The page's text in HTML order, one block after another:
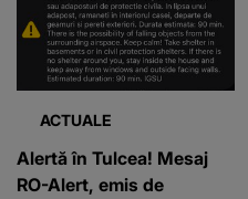
ACTUALE
Alertă în Tulcea! Mesaj
RO-Alert, emis de